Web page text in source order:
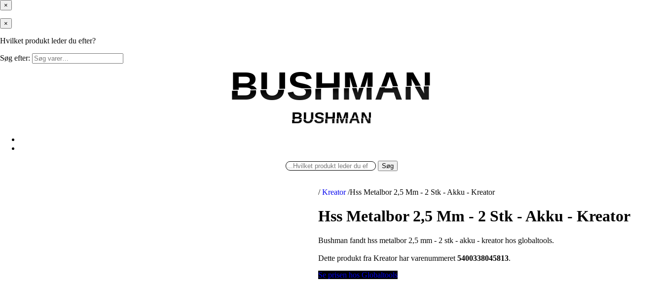
×
×
Hvilket produkt leder du efter?
Søg efter:
BUSHMAN
BUSHMAN
BUSHMAN
BUSHMAN
Søg
/ Kreator /Hss Metalbor 2,5 Mm - 2 Stk - Akku - Kreator
Hss Metalbor 2,5 Mm - 2 Stk - Akku - Kreator
Bushman fandt hss metalbor 2,5 mm - 2 stk - akku - kreator hos globaltools.
Dette produkt fra Kreator har varenummeret5400338045813.
Se prisen hos Globaltools